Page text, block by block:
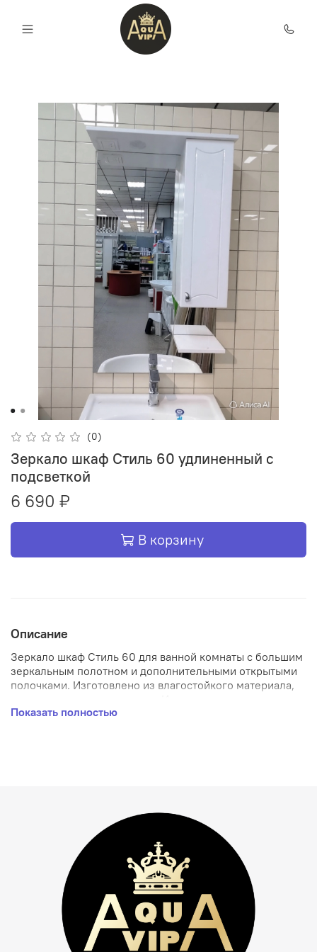
(0)
Зеркало шкаф Стиль 60 удлиненный с
подсветкой
6 690 ₽
В корзину
Описание
Зеркало шкаф Стиль 60 для ванной комнаты с большим
зеркальным полотном и дополнительными открытыми
полочками. Изготовлено из влагостойкого материала,
современных ванных комнат. Подсветка зеркала станет
Показать полностью